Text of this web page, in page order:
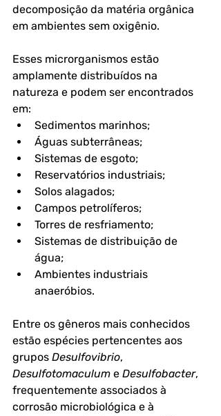
decomposição da matéria orgânica
em ambientes sem oxigênio.
Esses microrganismos estão
amplamente distribuídos na
natureza e podem ser encontrados
em:
Sedimentos marinhos;
Águas subterrâneas;
Sistemas de esgoto;
Reservatórios industriais;
Solos alagados;
Campos petrolíferos;
Torres de resfriamento;
Sistemas de distribuição de
água;
Ambientes industriais
anaeróbios.
Entre os gêneros mais conhecidos
estão espécies pertencentes aos
grupos Desulfovibrio,
Desulfotomaculum e Desulfobacter,
frequentemente associados à
corrosão microbiológica e à